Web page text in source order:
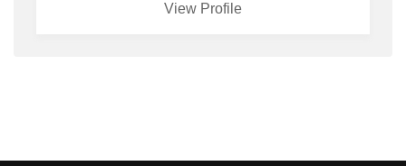
View Profile